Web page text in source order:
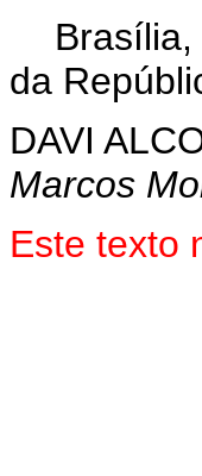
da
DAVI
Marcos
Este texto